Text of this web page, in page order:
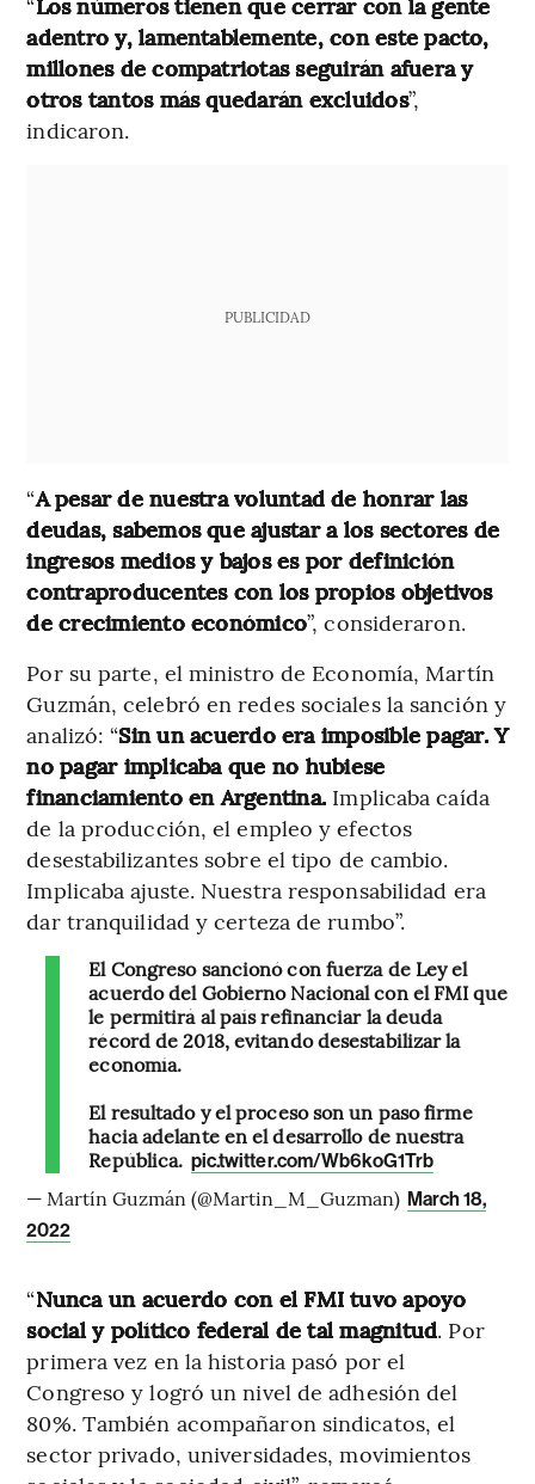
adentro y, lamentablemente, con este pacto,
millones de compatriotas seguirán afuera y
otros tantos más quedarán excluidos”,
indicaron.
PUBLICIDAD
“A pesar de nuestra voluntad de honrar las
deudas, sabemos que ajustar a los sectores de
ingresos medios y bajos es por definición
contraproducentes con los propios objetivos
de crecimiento económico”, consideraron.
Por su parte, el ministro de Economía, Martín
Guzmán, celebró en redes sociales la sanción y
analizó: “Sin un acuerdo era imposible pagar. Y
no pagar implicaba que no hubiese
financiamiento en Argentina. Implicaba caída
de la producción, el empleo y efectos
desestabilizantes sobre el tipo de cambio.
Implicaba ajuste. Nuestra responsabilidad era
dar tranquilidad y certeza de rumbo”.
El Congreso sancionó con fuerza de Ley el
acuerdo del Gobierno Nacional con el FMI que
le permitirá al país refinanciar la deuda
récord de 2018, evitando desestabilizar la
economía.
El resultado y el proceso son un paso firme
hacia adelante en el desarrollo de nuestra
República. pic.twitter.com/Wb6koG1Trb
— Martín Guzmán (@Martin_M_Guzman) March 18,
2022
“Nunca un acuerdo con el FMI tuvo apoyo
social y político federal de tal magnitud. Por
primera vez en la historia pasó por el
Congreso y logró un nivel de adhesión del
80%. También acompañaron sindicatos, el
sector privado, universidades, movimientos